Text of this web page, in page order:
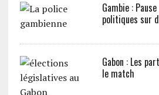
Gambie :
politiques sur
Gabon : Les
le match